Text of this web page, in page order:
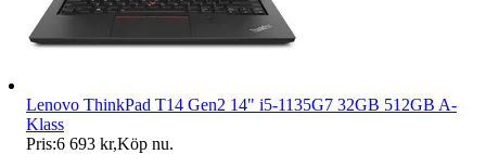
Lenovo ThinkPad T14 Gen2 14" i5-1135G7 32GB 512GB A-
Klass
Pris:6 693 kr,Köp nu.